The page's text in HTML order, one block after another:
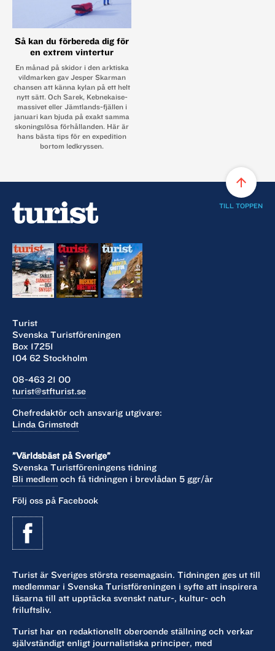
Så kan du förbereda dig för
en extrem vintertur
En månad på skidor i den arktiska
vildmarken gav Jesper Skarman
chansen att känna kylan på ett helt
nytt sätt. Och Sarek, Kebnekaise-
massivet eller Jämtlands-fjällen i
januari kan bjuda på exakt samma
skoningslösa förhållanden. Här är
hans bästa tips för en expedition
bortom ledkryssen.
Turist
Svenska Turistföreningen
Box 17251
104 62 Stockholm
08-463 21 00
turist@stfturist.se
Chefredaktör och ansvarig utgivare:
Linda Grimstedt
”Världsbäst på Sverige”
Svenska Turistföreningens tidning
Bli medlem och få tidningen i brevlådan 5 ggr/år
Följ oss på Facebook
Turist är Sveriges största resemagasin. Tidningen ges ut till
medlemmar i Svenska Turistföreningen i syfte att inspirera
läsarna till att upptäcka svenskt natur-, kultur- och
friluftsliv.
Turist har en redaktionellt oberoende ställning och verkar
självständigt enligt journalistiska principer, med
arrow_upward
TILL TOPPEN